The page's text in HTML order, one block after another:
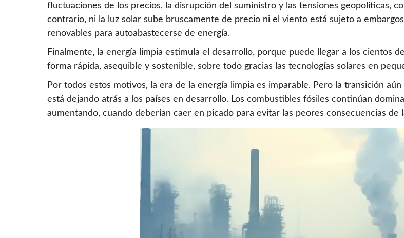
fluctuaciones de los precios, la disrupción del suministro y las tensiones geopolíticas,
contrario, ni la luz solar sube bruscamente de precio ni el viento está sujeto a
renovables para autoabastecerse de energía.
Finalmente, la energía limpia estimula el desarrollo, porque puede llegar a los cientos
forma rápida, asequible y sostenible, sobre todo gracias las tecnologías solares en
Por todos estos motivos, la era de la energía limpia es imparable. Pero la transición
está dejando atrás a los países en desarrollo. Los combustibles fósiles continúan
aumentando, cuando deberían caer en picado para evitar las peores consecuencias de